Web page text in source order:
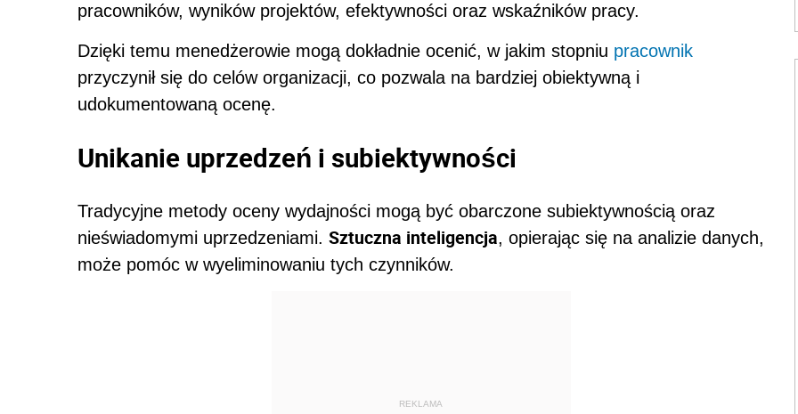
pracowników, wyników projektów, efektywności oraz wskaźników pracy.
Dzięki temu menedżerowie mogą dokładnie ocenić, w jakim stopniu pracownik
przyczynił się do celów organizacji, co pozwala na bardziej obiektywną i
udokumentowaną ocenę.
Unikanie uprzedzeń i subiektywności
Tradycyjne metody oceny wydajności mogą być obarczone subiektywnością oraz
nieświadomymi uprzedzeniami. Sztuczna inteligencja, opierając się na analizie danych,
może pomóc w wyeliminowaniu tych czynników.
REKLAMA